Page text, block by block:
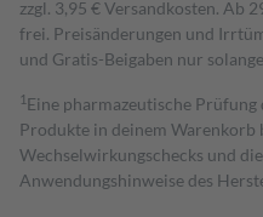
zzgl. 3,95 € Versandkosten. Ab
frei. Preisänderungen und
und Gratis-Beigaben nur
1 Eine pharmazeutische
Produkte in deinem
Wechselwirkungschecks und
Anwendungshinweise des